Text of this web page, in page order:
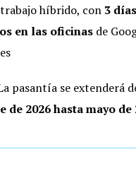
híbrido, con 3 días
en las oficinas de
pasantía se extenderá
de 2026 hasta mayo de